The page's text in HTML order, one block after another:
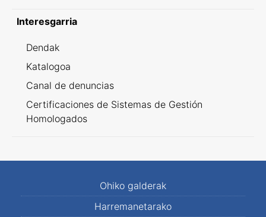
Interesgarria
Dendak
Katalogoa
Canal de denuncias
Certificaciones de Sistemas de Gestión
Homologados
Ohiko galderak
Harremanetarako